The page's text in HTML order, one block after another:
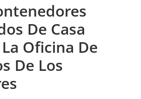
De Casa
Oficina De
De Los